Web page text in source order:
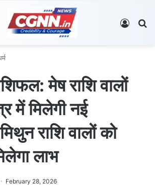
Log In
मेष राशि वालों
में मिलेगी नई
राशि वालों को
लाभ
February 28, 2026